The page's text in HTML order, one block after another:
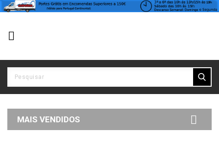

MAIS VENDIDOS 